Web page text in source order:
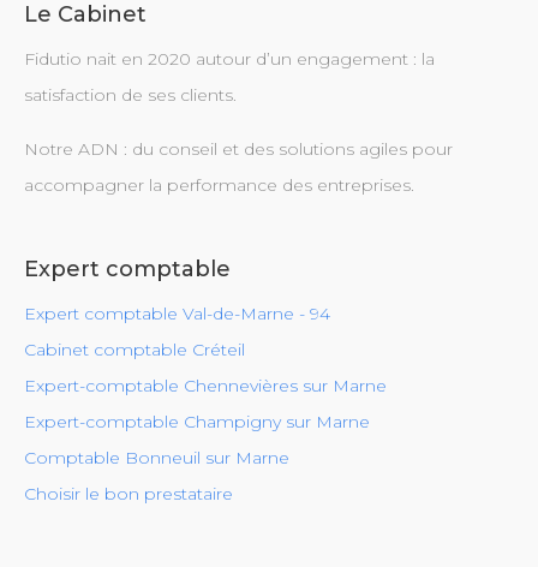
Le Cabinet
Fidutio nait en 2020 autour d’un engagement : la
satisfaction de ses clients.
Notre ADN : du conseil et des solutions agiles pour
accompagner la performance des entreprises.
Expert comptable
Expert comptable Val-de-Marne - 94
Cabinet comptable Créteil
Expert-comptable Chennevières sur Marne
Expert-comptable Champigny sur Marne
Comptable Bonneuil sur Marne
Choisir le bon prestataire